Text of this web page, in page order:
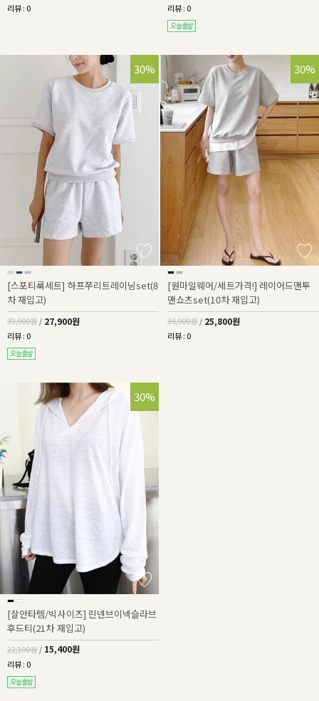
리뷰 : 0 리뷰 : 0
30%
[스포티룩세트] 하프쭈리트레이닝set(8
차 재입고)
39,900원 / 27,900원
리뷰 : 0
30%
[원마일웨어/세트가격!] 레이어드맨투
맨쇼츠set(10차 재입고)
36,900원 / 25,800원
리뷰 : 0
30%
[살안타템/빅사이즈] 린넨브이넥슬라브
후드티(21차 재입고)
22,100원 / 15,400원
리뷰 : 0